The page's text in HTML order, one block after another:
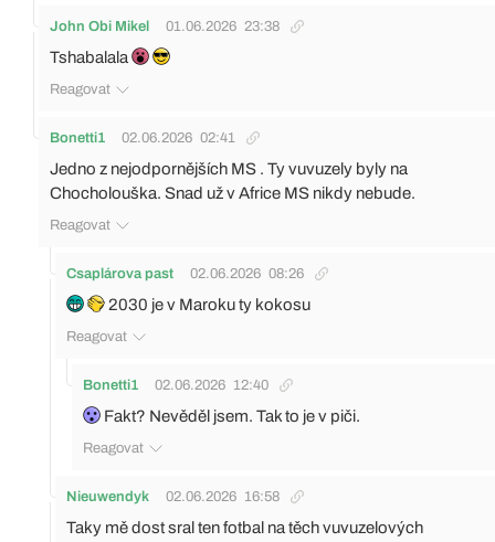
John Obi Mikel 01.06.2026 23:38
Tshabalala
Reagovat
Bonetti1 02.06.2026 02:41
Jedno z nejodpornějších MS . Ty vuvuzely byly na
Chocholouška. Snad už v Africe MS nikdy nebude.
Reagovat
Csaplárova past 02.06.2026 08:26
2030 je v Maroku ty kokosu
Reagovat
Bonetti1 02.06.2026 12:40
Fakt? Nevěděl jsem. Tak to je v piči.
Reagovat
Nieuwendyk 02.06.2026 16:58
Taky mě dost sral ten fotbal na těch vuvuzelových